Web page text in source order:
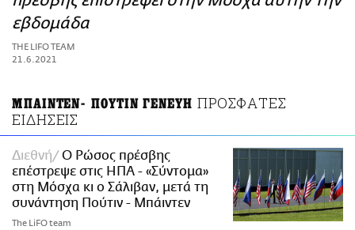
ΑΜΠΑ
PRINT
εβδομάδα
THE LIFO TEAM
21.6.2021
ΜΠΑΙΝΤΕΝ- ΠΟΥΤΙΝ ΓΕΝΕΥΗ ΠΡΟΣΦΑΤΕΣ
ΕΙΔΗΣΕΙΣ
Διεθνή
Ο Ρώσος πρέσβης
επέστρεψε στις ΗΠΑ - «Σύντομα»
στη Μόσχα κι ο Σάλιβαν, μετά τη
συνάντηση Πούτιν - Μπάιντεν
The LiFO team